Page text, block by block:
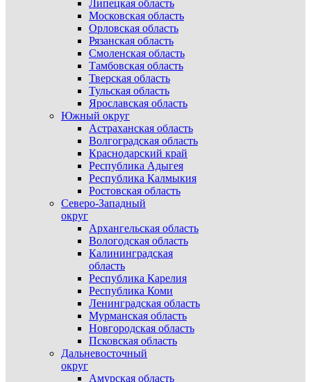
Липецкая область
Московская область
Орловская область
Рязанская область
Смоленская область
Тамбовская область
Тверская область
Тульская область
Ярославская область
Южный округ
Астраханская область
Волгоградская область
Краснодарский край
Республика Адыгея
Республика Калмыкия
Ростовская область
Северо-Западный
округ
Архангельская область
Вологодская область
Калининградская
область
Республика Карелия
Республика Коми
Ленинградская область
Мурманская область
Новгородская область
Псковская область
Дальневосточный
округ
Амурская область